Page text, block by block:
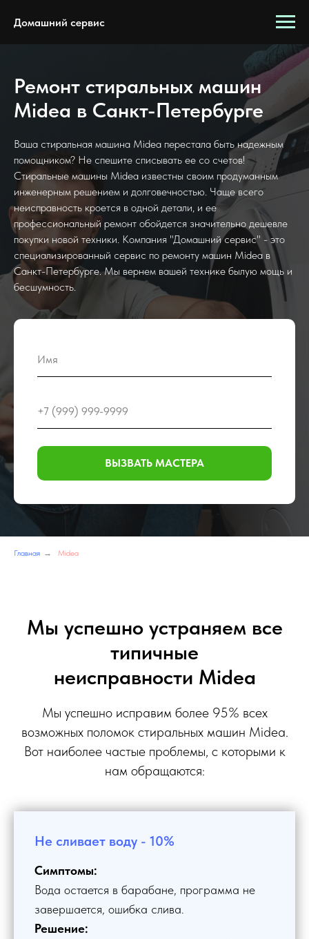
Домашний сервис
Ремонт стиральных машин
Midea в Санкт-Петербурге
Ваша стиральная машина Midea перестала быть надежным
помощником? Не спешите списывать ее со счетов!
Стиральные машины Midea известны своим продуманным
инженерным решением и долговечностью. Чаще всего
неисправность кроется в одной детали, и ее
профессиональный ремонт обойдется значительно дешевле
покупки новой техники. Компания "Домашний сервис" - это
специализированный сервис по ремонту машин Midea в
Санкт-Петербурге. Мы вернем вашей технике былую мощь и
бесшумность.
ВЫЗВАТЬ МАСТЕРА
Главная → Midea
Мы успешно устраняем все
типичные
неисправности Midea
Мы успешно исправим более 95% всех
возможных поломок стиральных машин Midea.
Вот наиболее частые проблемы, с которыми к
нам обращаются:
Не сливает воду - 10%
Симптомы:
Вода остается в барабане, программа не
завершается, ошибка слива.
Решение: